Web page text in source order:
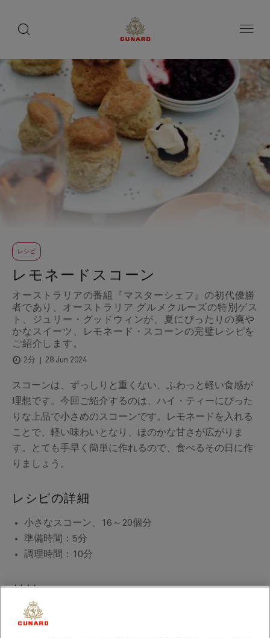
へ
ス
キ
ッ
プ
レシピ
レモネードスコーン
オーストラリアの番組『マスターシェフ』の初代優勝
者であり、オーストラリア グルメクルーズの特別ゲス
ト、ジュリー・グッドウィンが、夏にぴったりの爽や
かなスイーツ、レモネード・スコーンの完璧レシピを
ご紹介します。
2分 28 Jun 2024
スコーンは、ずっしりと重くない、ふわっと軽い食感が
理想です。今回ご紹介するのは、ハイ・ティーにぴった
りな上品で小さめのスコーンです。レモネードを入れる
ことで、軽い味わいとなり、ほのかな甘さが広がりま
す。とても手早く簡単に作れるので、食べるその日に作
りましょう。
レシピの詳細
小さなスコーン、16～20個分
準備時間：5分
調理時間：10分
材料
セルフ・ラインジング・フラワー（ベーキングパウダ